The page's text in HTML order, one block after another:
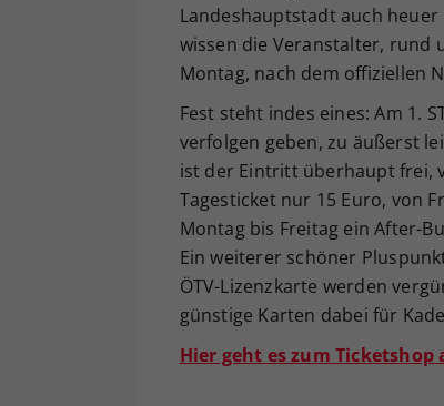
Landeshauptstadt auch
wissen die Veranstalter, rund
Montag, nach dem offiziellen
Fest steht indes eines: Am 1.
verfolgen geben, zu äußerst
ist der Eintritt überhaupt frei,
Tagesticket nur 15 Euro, von
Montag bis Freitag ein After-
Ein weiterer schöner
ÖTV-Lizenzkarte werden
günstige Karten dabei für
Hier geht es zum